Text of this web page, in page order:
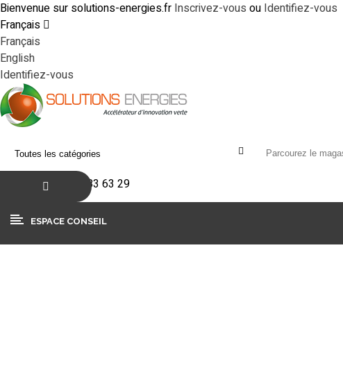
Bienvenue sur solutions-energies.fr Inscrivez-vous ou Identifiez-vous
Français
Français
English
Identifiez-vous
+33(0)4 90 83 63 29
ESPACE CONSEIL